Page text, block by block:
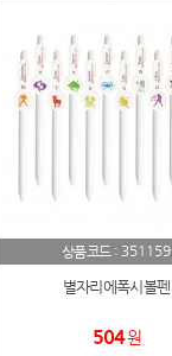
상품코드 : 351159
별자리에폭시볼펜
504원